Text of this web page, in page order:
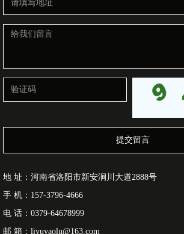
提交留言
地 址：河南省洛阳市新安涧川大道2888号
手 机：157-3796-4666
电 话：0379-64678999
邮 箱：liyuyaolu@163.com